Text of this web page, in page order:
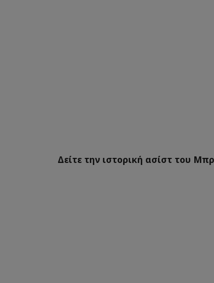
Δείτε την ιστορική ασίστ του